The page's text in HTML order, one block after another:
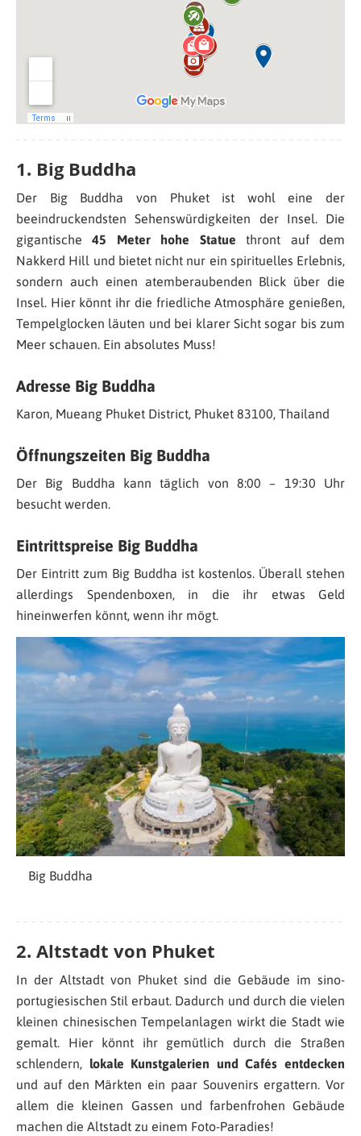
1. Big Buddha
Der Big Buddha von Phuket ist wohl eine der
beeindruckendsten Sehenswürdigkeiten der Insel. Die
gigantische45 Meter hohe Statue thront auf dem
Nakkerd Hill und bietet nicht nur ein spirituelles Erlebnis,
sondern auch einen atemberaubenden Blick über die
Insel. Hier könnt ihr die friedliche Atmosphäre genießen,
Tempelglocken läuten und bei klarer Sicht sogar bis zum
Meer schauen. Ein absolutes Muss!
Adresse Big Buddha
Karon, Mueang Phuket District, Phuket 83100, Thailand
Öffnungszeiten Big Buddha
Der Big Buddha kann täglich von 8:00 – 19:30 Uhr
besucht werden.
Eintrittspreise Big Buddha
Der Eintritt zum Big Buddha ist kostenlos. Überall stehen
allerdings Spendenboxen, in die ihr etwas Geld
hineinwerfen könnt, wenn ihr mögt.
Big Buddha
2. Altstadt von Phuket
In der Altstadt von Phuket sind die Gebäude im sino-
portugiesischen Stil erbaut. Dadurch und durch die vielen
kleinen chinesischen Tempelanlagen wirkt die Stadt wie
gemalt. Hier könnt ihr gemütlich durch die Straßen
schlendern, lokale Kunstgalerien und Cafés entdecken
und auf den Märkten ein paar Souvenirs ergattern. Vor
allem die kleinen Gassen und farbenfrohen Gebäude
machen die Altstadt zu einem Foto-Paradies!